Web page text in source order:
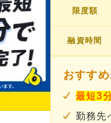
限度額
融資時間
おすす
最短3
勤務先